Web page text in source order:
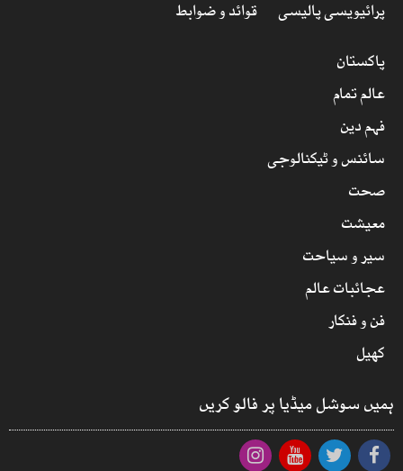
پرائیویسی پالیسی
قوائد و ضوابط
پاکستان
عالم تمام
فہم دین
سائنس و ٹیکنالوجی
صحت
معیشت
سیر و سیاحت
عجائبات عالم
فن و فنکار
کھیل
ہمیں سوشل میڈیا پر فالو کریں